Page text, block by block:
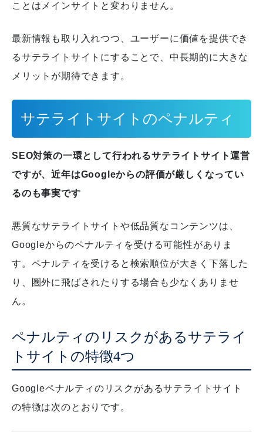
ことはメインサイトと変わりません。
最新情報も取り入れつつ、ユーザーに価値を提供でき
るサテライトサイトにすることで、中長期的に大きな
メリットが期待できます。
サテライトサイトのペナルティ
SEO対策の一環として行われるサテライトサイト運営
ですが、近年はGoogleからの評価が厳しくなってい
るのも事実です
悪質なサテライトサイトや低品質なコンテンツは、
Googleからのペナルティを受ける可能性がありま
す。 ペナルティを受けると検索順位が大きく下落した
り、圏外に飛ばされたりする場合も少なくありませ
ん。
ペナルティのリスクがあるサテライ
トサイトの特徴4つ
Googleペナルティのリスクがあるサテライトサイト
の特徴は次のとおりです。